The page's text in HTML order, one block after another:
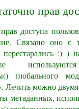
прав
доступа
Связано оно с
перестарались :) )
глобального
Лечить можно
метаданных,